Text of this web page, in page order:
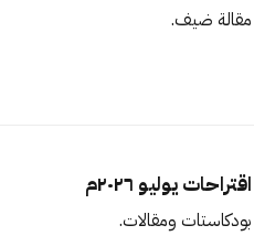
مقالة ضيف.
اقتراحات يوليو ٢٠٢٦م
بودكاستات ومقالات.